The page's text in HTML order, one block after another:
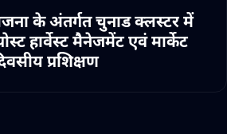
के अंतर्गत चुनाड क्लस्टर में
हार्वेस्ट मैनेजमेंट एवं मार्केट
प्रशिक्षण